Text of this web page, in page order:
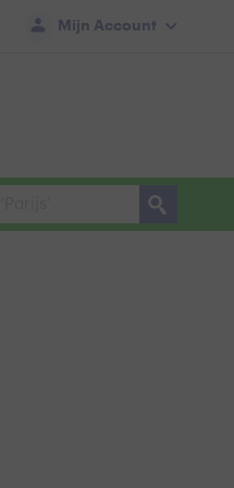
Mijn Account